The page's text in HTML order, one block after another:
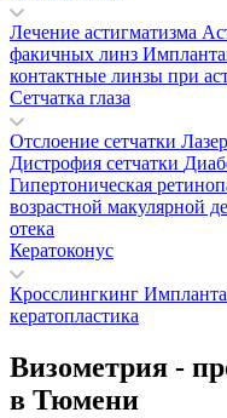
Лечение астигматизма
факичных линз
контактные линзы при
Сетчатка глаза
Отслоение сетчатки
Дистрофия сетчатки
Гипертоническая
возрастной макулярной
отека
Кератоконус
Кросслингкинг
кератопластика
Визометрия -
в Тюмени